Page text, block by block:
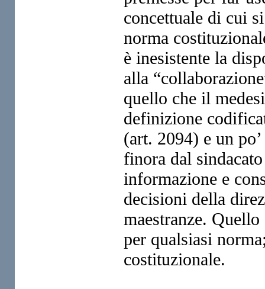
concettuale di cui
norma
è inesistente la
alla
quello che il
definizione
(art. 2094) e un
finora dal
informazione e
decisioni della
maestranze.
per qualsiasi
costituzionale.